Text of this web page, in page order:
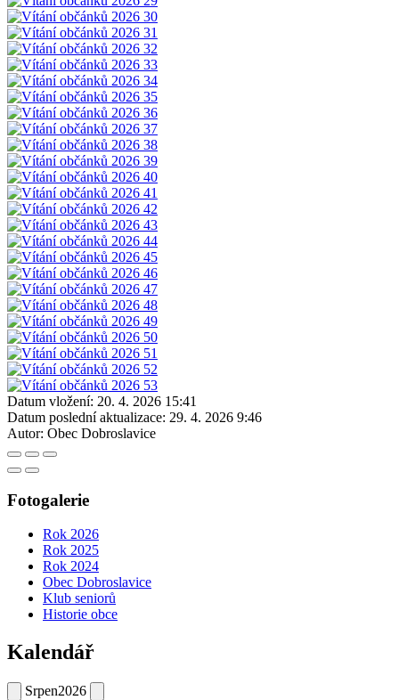
Datum vložení: 20. 4. 2026 15:41
Datum poslední aktualizace: 29. 4. 2026 9:46
Autor: Obec Dobroslavice
Fotogalerie
Rok 2026
Rok 2025
Rok 2024
Obec Dobroslavice
Klub seniorů
Historie obce
Kalendář
Srpen2026